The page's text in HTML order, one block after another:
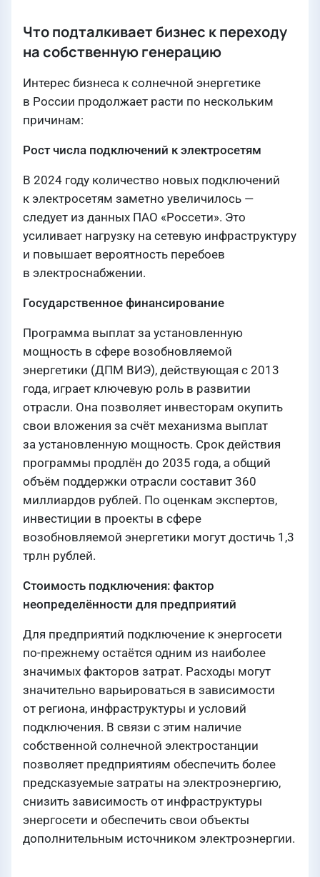
Что подталкивает бизнес к переходу
на собственную генерацию
Интерес бизнеса к солнечной энергетике
в России продолжает расти по нескольким
причинам:
Рост числа подключений к электросетям
В 2024 году количество новых подключений
к электросетям заметно увеличилось —
следует из данных ПАО «Россети». Это
усиливает нагрузку на сетевую инфраструктуру
и повышает вероятность перебоев
в электроснабжении.
Государственное финансирование
Программа выплат за установленную
мощность в сфере возобновляемой
энергетики (ДПМ ВИЭ), действующая с 2013
года, играет ключевую роль в развитии
отрасли. Она позволяет инвесторам окупить
свои вложения за счёт механизма выплат
за установленную мощность. Срок действия
программы продлён до 2035 года, а общий
объём поддержки отрасли составит 360
миллиардов рублей. По оценкам экспертов,
инвестиции в проекты в сфере
возобновляемой энергетики могут достичь 1,3
трлн рублей.
Стоимость подключения: фактор
неопределённости для предприятий
Для предприятий подключение к энергосети
по-прежнему остаётся одним из наиболее
значимых факторов затрат. Расходы могут
значительно варьироваться в зависимости
от региона, инфраструктуры и условий
подключения. В связи с этим наличие
собственной солнечной электростанции
позволяет предприятиям обеспечить более
предсказуемые затраты на электроэнергию,
снизить зависимость от инфраструктуры
энергосети и обеспечить свои объекты
дополнительным источником электроэнергии.